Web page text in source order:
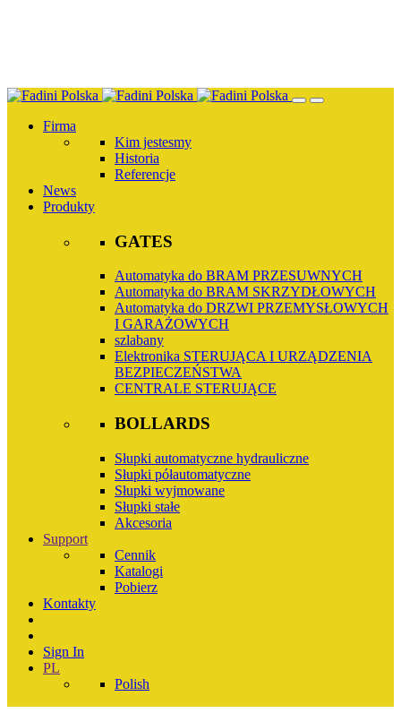
Firma
Kim jestesmy
Historia
Referencje
News
Produkty
GATES
Automatyka do BRAM PRZESUWNYCH
Automatyka do BRAM SKRZYDŁOWYCH
Automatyka do DRZWI PRZEMYSŁOWYCH
I GARAŻOWYCH
szlabany
Elektronika STERUJĄCA I URZĄDZENIA
BEZPIECZEŃSTWA
CENTRALE STERUJĄCE
BOLLARDS
Słupki automatyczne hydrauliczne
Słupki półautomatyczne
Słupki wyjmowane
Słupki stałe
Akcesoria
Support
Cennik
Katalogi
Pobierz
Kontakty
Sign In
PL
Polish